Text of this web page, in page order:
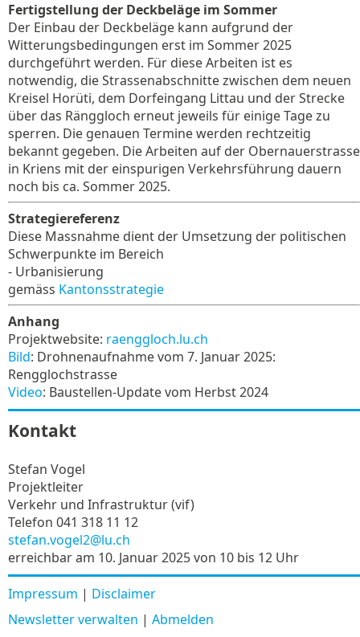
Fertigstellung der Deckbeläge im Sommer
Der Einbau der Deckbeläge kann aufgrund der
Witterungsbedingungen erst im Sommer 2025
durchgeführt werden. Für diese Arbeiten ist es
notwendig, die Strassenabschnitte zwischen dem neuen
Kreisel Horüti, dem Dorfeingang Littau und der Strecke
über das Ränggloch erneut jeweils für einige Tage zu
sperren. Die genauen Termine werden rechtzeitig
bekannt gegeben. Die Arbeiten auf der Obernauerstrasse
in Kriens mit der einspurigen Verkehrsführung dauern
noch bis ca. Sommer 2025.
Strategiereferenz
Diese Massnahme dient der Umsetzung der politischen
Schwerpunkte im Bereich
- Urbanisierung
gemäss Kantonsstrategie
Anhang
Projektwebsite: raenggloch.lu.ch
Bild: Drohnenaufnahme vom 7. Januar 2025:
Rengglochstrasse
Video: Baustellen-Update vom Herbst 2024
Kontakt
Stefan Vogel
Projektleiter
Verkehr und Infrastruktur (vif)
Telefon 041 318 11 12
stefan.vogel2@lu.ch
erreichbar am 10. Januar 2025 von 10 bis 12 Uhr
Impressum | Disclaimer
Newsletter verwalten | Abmelden